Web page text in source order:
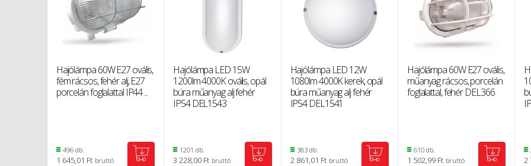
Hajólámpa 60W E27 ovális,
fém rácsos, fehér alj, E27
porcelán foglalattal IP44 ...
496 db.
1 645,01 Ft bruttó
Hajólámpa LED 15W
1200lm 4000K ovális, opál
búra műanyag alj fehér
IP54 DEL1543
1201 db.
3 228,00 Ft bruttó
Hajólámpa LED 12W
1080lm 4000K kerek, opál
búra műanyag alj fehér
IP54 DEL1541
383 db.
2 861,01 Ft bruttó
Hajólámpa 60W E27 ovális,
műanyag rácsos, porcelán
foglalattal, fehér DEL366
610 db.
1 502,99 Ft bruttó 2